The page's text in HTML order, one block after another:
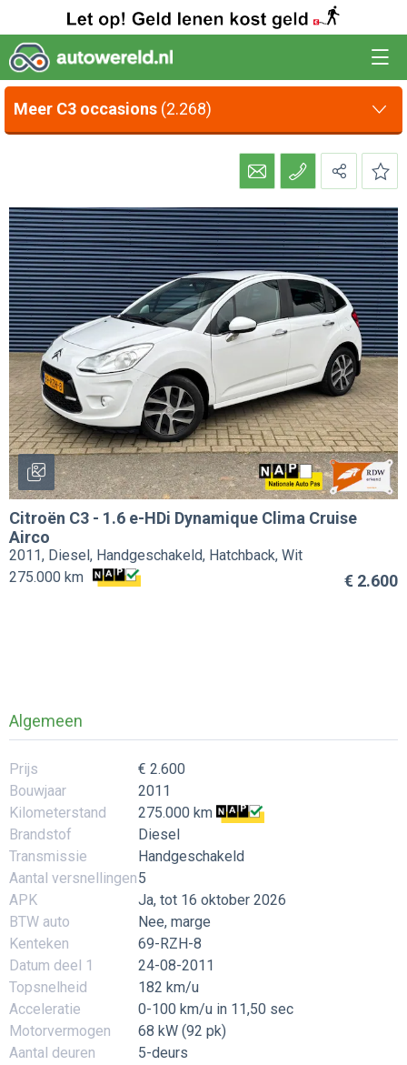
Meer C3 occasions (2.268)
Citroën C3 - 1.6 e-HDi Dynamique Clima Cruise
Airco
2011, Diesel, Handgeschakeld, Hatchback, Wit
€ 2.600
275.000 km
Algemeen
Prijs
€ 2.600
Bouwjaar
2011
Kilometerstand
275.000 km
Brandstof
Diesel
Transmissie
Handgeschakeld
Aantal versnellingen5
APK
Ja, tot 16 oktober 2026
BTW auto
Nee, marge
Kenteken
69-RZH-8
Datum deel 1
24-08-2011
Topsnelheid
182 km/u
Acceleratie
0-100 km/u in 11,50 sec
Motorvermogen
68 kW (92 pk)
Aantal deuren
5-deurs